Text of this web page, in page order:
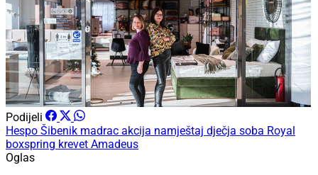
Podijeli
Hespo Šibenik madrac akcija namještaj dječja soba Royal
boxspring krevet Amadeus
Oglas